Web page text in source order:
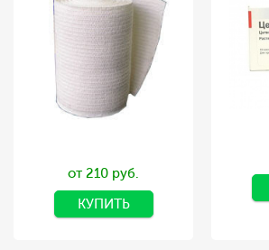
от 210 руб.
КУПИТЬ